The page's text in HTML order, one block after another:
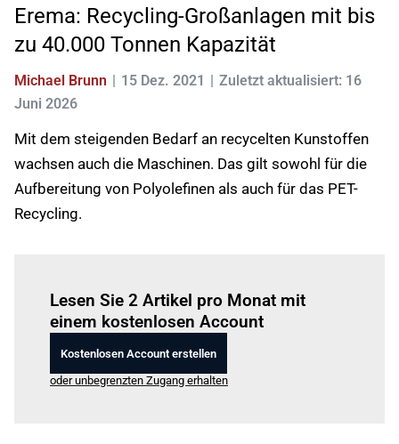
Erema: Recycling-Großanlagen mit bis
zu 40.000 Tonnen Kapazität
Michael Brunn 15 Dez. 2021
Zuletzt aktualisiert: 16
Juni 2026
Mit dem steigenden Bedarf an recycelten Kunstoffen
wachsen auch die Maschinen. Das gilt sowohl für die
Aufbereitung von Polyolefinen als auch für das PET-
Recycling.
Lesen Sie 2 Artikel pro Monat mit
einem kostenlosen Account
Kostenlosen Account erstellen
oder unbegrenzten Zugang erhalten